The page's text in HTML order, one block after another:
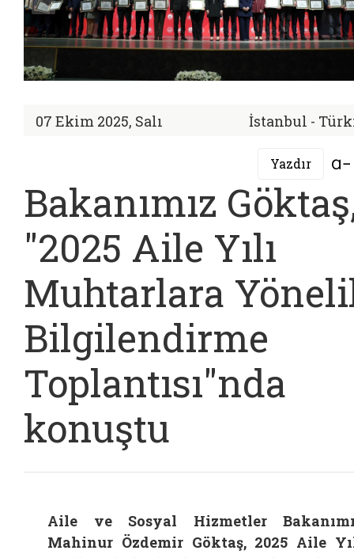
07 Ekim 2025, Salı İstanbul -
Yazdır
Bakanımız
"2025 Aile Yılı
Muhtarlara
Bilgilendirme
Toplantısı"nda
konuştu
Aile ve Sosyal Hizmetler
Mahinur Özdemir Göktaş, 2025 Aile